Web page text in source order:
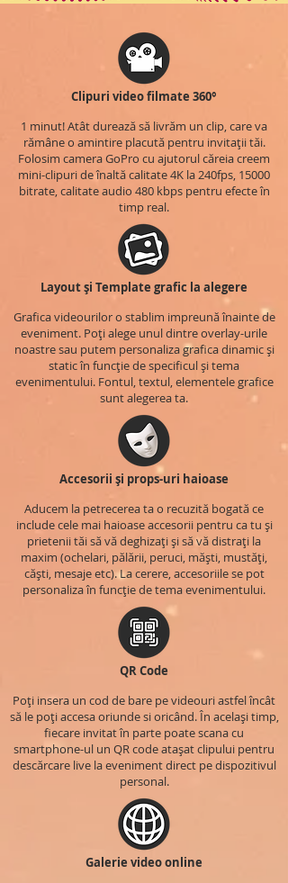
Clipuri video filmate 360°
1 minut! Atât durează să livrăm un clip, care va
rămâne o amintire placută pentru invitații tăi.
Folosim camera GoPro cu ajutorul căreia creem
mini-clipuri de înaltă calitate 4K la 240fps, 15000
bitrate, calitate audio 480 kbps pentru efecte în
timp real.
Layout și Template grafic la alegere
Grafica videourilor o stablim impreună înainte de
eveniment. Poți alege unul dintre overlay-urile
noastre sau putem personaliza grafica dinamic și
static în funcție de specificul și tema
evenimentului. Fontul, textul, elementele grafice
sunt alegerea ta.
Accesorii și props-uri haioase
Aducem la petrecerea ta o recuzită bogată ce
include cele mai haioase accesorii pentru ca tu și
prietenii tăi să vă deghizați și să vă distrați la
maxim (ochelari, pălării, peruci, măști, mustăți,
căști, mesaje etc). La cerere, accesoriile se pot
personaliza în funcție de tema evenimentului.
QR Code
Poți insera un cod de bare pe videouri astfel încât
să le poți accesa oriunde si oricând. În același timp,
fiecare invitat în parte poate scana cu
smartphone-ul un QR code atașat clipului pentru
descărcare live la eveniment direct pe dispozitivul
personal.
Galerie video online